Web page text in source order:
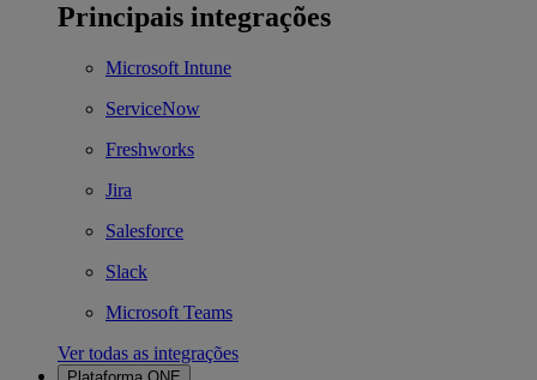
Principais integrações
Microsoft Intune
ServiceNow
Freshworks
Jira
Salesforce
Slack
Microsoft Teams
Ver todas as integrações